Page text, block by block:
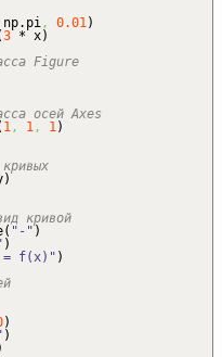
pi, 0.01)
3 * x)
Figure
осей Axes
1, 1, 1)
)
кривой
( "-" )
)
= f(x)" )
)
)